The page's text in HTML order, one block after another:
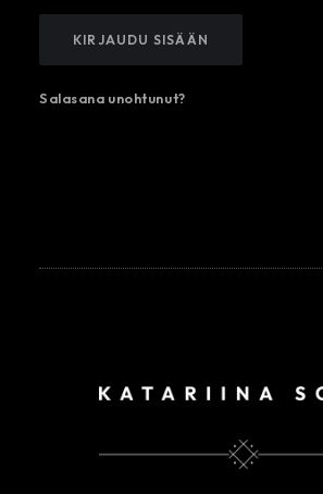
KIRJAUDU SISÄÄN
Salasana unohtunut?